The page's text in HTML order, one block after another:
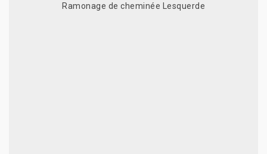
Ramonage de cheminée Lesquerde